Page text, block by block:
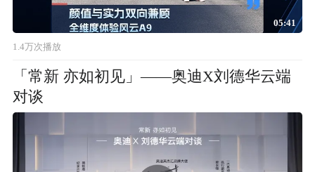
05:41
1.4万次播放
「常新 亦如初见」——奥迪X刘德华云端
对谈